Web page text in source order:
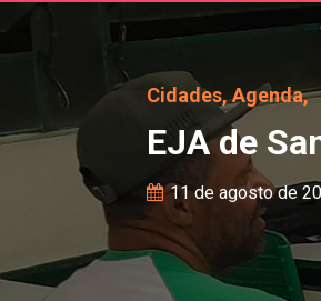
EJA de Santa
Cidades,Agenda,
EJA de
11 de agosto de